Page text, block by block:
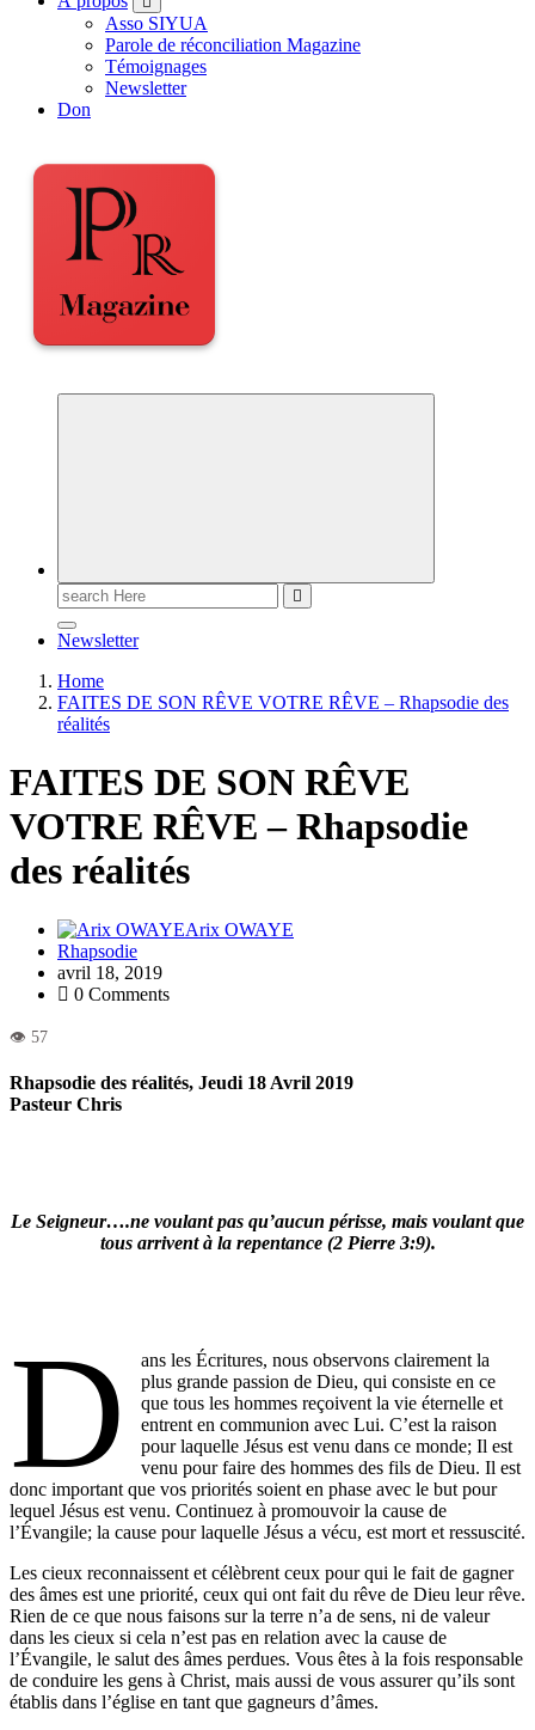
Asso SIYUA
Parole de réconciliation Magazine
Témoignages
Newsletter
Don
Newsletter
Home
FAITES DE SON RÊVE VOTRE RÊVE – Rhapsodie des
réalités
FAITES DE SON RÊVE
VOTRE RÊVE – Rhapsodie
des réalités
Arix OWAYE
Rhapsodie
avril 18, 2019
0 Comments
Rhapsodie des réalités, Jeudi 18 Avril 2019
Pasteur Chris
Le Seigneur….ne voulant pas qu’aucun périsse, mais voulant que
tous arrivent à la repentance (2 Pierre 3:9).
D
ans les Écritures, nous observons clairement la
plus grande passion de Dieu, qui consiste en ce
que tous les hommes reçoivent la vie éternelle et
entrent en communion avec Lui. C’est la raison
pour laquelle Jésus est venu dans ce monde; Il est
venu pour faire des hommes des fils de Dieu. Il est
donc important que vos priorités soient en phase avec le but pour
lequel Jésus est venu. Continuez à promouvoir la cause de
l’Évangile; la cause pour laquelle Jésus a vécu, est mort et ressuscité.
Les cieux reconnaissent et célèbrent ceux pour qui le fait de gagner
des âmes est une priorité, ceux qui ont fait du rêve de Dieu leur rêve.
Rien de ce que nous faisons sur la terre n’a de sens, ni de valeur
dans les cieux si cela n’est pas en relation avec la cause de
l’Évangile, le salut des âmes perdues. Vous êtes à la fois responsable
de conduire les gens à Christ, mais aussi de vous assurer qu’ils sont
établis dans l’église en tant que gagneurs d’âmes.